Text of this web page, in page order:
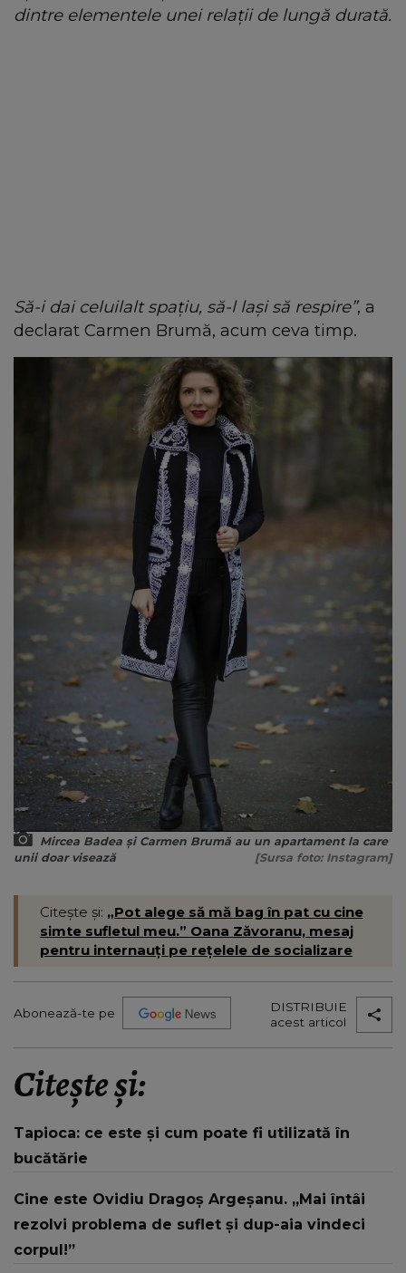
dintre elementele unei relații de lungă durată.
Să-i dai celuilalt spațiu, să-l lași să respire”, a
declarat Carmen Brumă, acum ceva timp.
Mircea Badea și Carmen Brumă au un apartament la care
unii doar visează
[Sursa foto: Instagram]
Citește și: „Pot alege să mă bag în pat cu cine
simte sufletul meu.” Oana Zăvoranu, mesaj
pentru internauți pe rețelele de socializare
Abonează-te pe
DISTRIBUIE
acest articol
Citește și:
Tapioca: ce este și cum poate fi utilizată în
bucătărie
Cine este Ovidiu Dragoș Argeșanu. „Mai întâi
rezolvi problema de suflet și dup-aia vindeci
corpul!”